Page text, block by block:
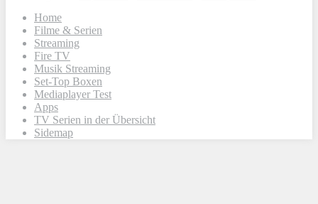
Home
Filme & Serien
Streaming
Fire TV
Musik Streaming
Set-Top Boxen
Mediaplayer Test
Apps
TV Serien in der Übersicht
Sidemap